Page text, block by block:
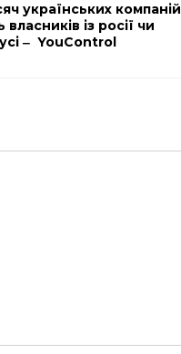
українських компаній
із росії чи
‒ YouControl